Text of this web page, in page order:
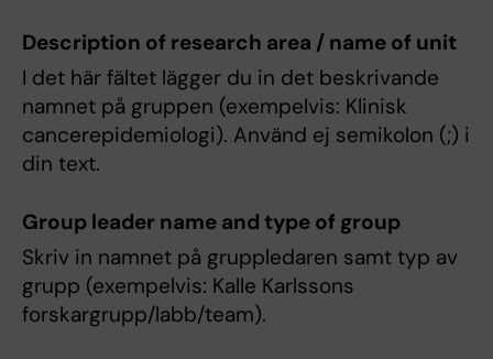
Description of research area / name of unit
I det här fältet lägger du in det beskrivande
namnet på gruppen (exempelvis: Klinisk
cancerepidemiologi). Använd ej semikolon (;) i
din text.
Group leader name and type of group
Skriv in namnet på gruppledaren samt typ av
grupp (exempelvis: Kalle Karlssons
forskargrupp/labb/team).